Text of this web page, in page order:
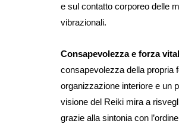
e sul contatto corporeo delle
vibrazionali.
Consapevolezza e forza
consapevolezza della propria
organizzazione interiore e un
visione del Reiki mira a
grazie alla sintonia con